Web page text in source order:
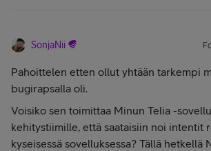
SonjaNii
Pahoittelen etten ollut yhtään tarkempi
bugirapsalla oli.
Voisiko sen toimittaa Minun Telia -
kehitystiimille, että saataisiin noi intentit
kyseisessä sovelluksessa? Tällä hetkellä